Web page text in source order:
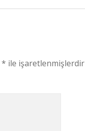
* ile işaretlenmişlerdir